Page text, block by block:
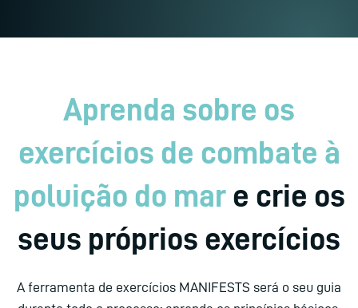
Aprenda sobre os
exercícios de combate à
poluição do mare crie os
seus próprios exercícios
A ferramenta de exercícios MANIFESTS será o seu guia